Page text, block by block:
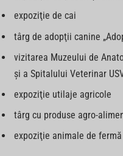
expoziţie de cai
târg de adopţii canine
vizitarea Muzeului de
şi a Spitalului Veterinar
expoziţie utilaje agricole
târg cu produse agro-
expoziţie animale de